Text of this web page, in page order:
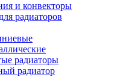
и конвекторы
радиаторов
радиаторы
радиатор